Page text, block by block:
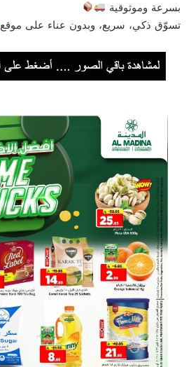
بسرعة وموثوقية
تسوّق ذكي، سريع، وبدون عناء على موقع